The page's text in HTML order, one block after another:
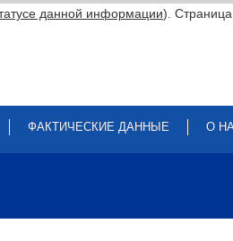
данной информации).
ФАКТИЧЕСКИЕ ДАННЫЕ О